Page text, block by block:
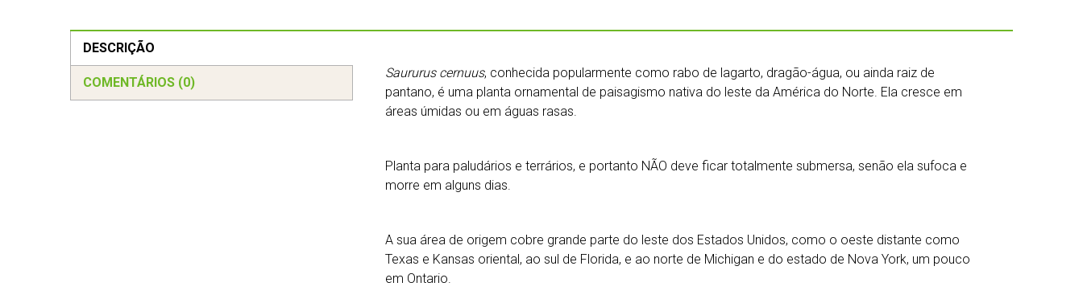
DESCRIÇÃO
COMENTÁRIOS (0)
Saururus cernuus, conhecida popularmente como rabo de lagarto, dragão-água, ou ainda raiz de
pantano, é uma planta ornamental de paisagismo nativa do leste da América do Norte. Ela cresce em
áreas úmidas ou em águas rasas.
Planta para paludários e terrários, e portanto NÃO deve ficar totalmente submersa, senão ela sufoca e
morre em alguns dias.
A sua área de origem cobre grande parte do leste dos Estados Unidos, como o oeste distante como
Texas e Kansas oriental, ao sul de Florida, e ao norte de Michigan e do estado de Nova York, um pouco
em Ontario.